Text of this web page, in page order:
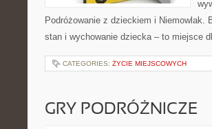
Podróżowanie z dzieckiem i Niemowlak.
stan i wychowanie dziecka – to miejsce
CATEGORIES: ŻYCIE MIEJSCOWYCH
GRY PODRÓŻNICZE